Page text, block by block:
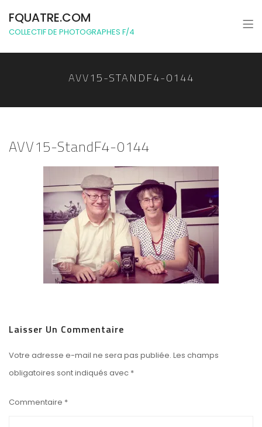
FQUATRE.COM
COLLECTIF DE PHOTOGRAPHES F/4
AVV15-STANDF4-0144
AVV15-StandF4-0144
Laisser Un Commentaire
Votre adresse e-mail ne sera pas publiée. Les champs
obligatoires sont indiqués avec *
Commentaire *